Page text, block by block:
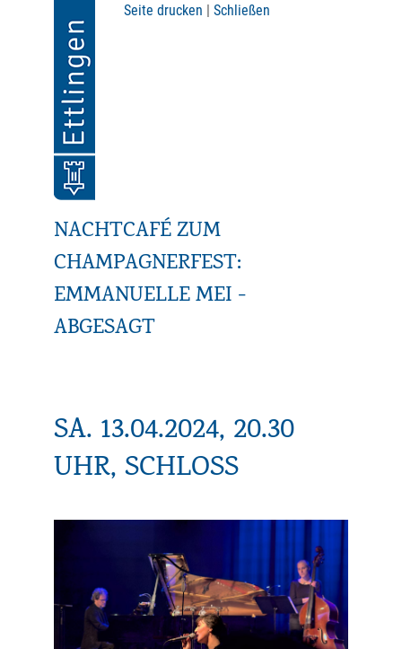
Seite drucken | Schließen
NACHTCAFÉ ZUM
CHAMPAGNERFEST:
EMMANUELLE MEI -
ABGESAGT
SA. 13.04.2024, 20.30
UHR, SCHLOSS